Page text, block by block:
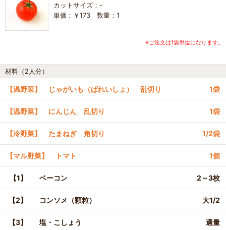
カットサイズ：-
単価：￥173 数量：1
※ご注文は1袋単位になります。
材料（2人分）
【温野菜】 じゃがいも（ばれいしょ） 乱切り 1袋
【温野菜】 にんじん 乱切り 1袋
【冷野菜】 たまねぎ 角切り 1/2袋
【マル野菜】 トマト 1個
【1】 ベーコン 2～3枚
【2】 コンソメ（顆粒） 大1/2
【3】 塩・こしょう 適量